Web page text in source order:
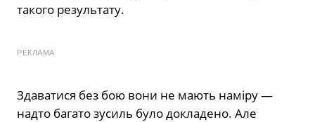
такого результату.
РЕКЛАМА
Здаватися без бою вони не мають наміру —
надто багато зусиль було докладено. Але